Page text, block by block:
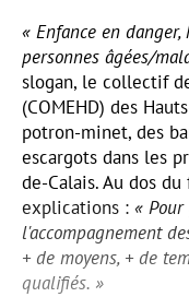
« Enfance en
personnes âgées/
slogan, le collectif
(COMEHD) des
potron-minet, des
escargots dans les
de-Calais. Au dos
explications : «
l'accompagnement
+ de moyens, + de
qualifiés. »